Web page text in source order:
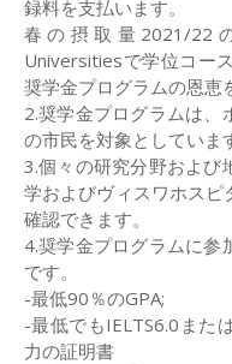
録料を支払います。
春の摂取量2021/22
Universitiesで学位コー
奨学金プログラムの恩恵
2.奨学金プログラムは、
の市民を対象としていま
3.個々の研究分野および
学およびヴィスワホス
確認できます。
4.奨学金プログラムに参
です。
-最低90％のGPA;
-最低でもIELTS6.0また
力の証明書